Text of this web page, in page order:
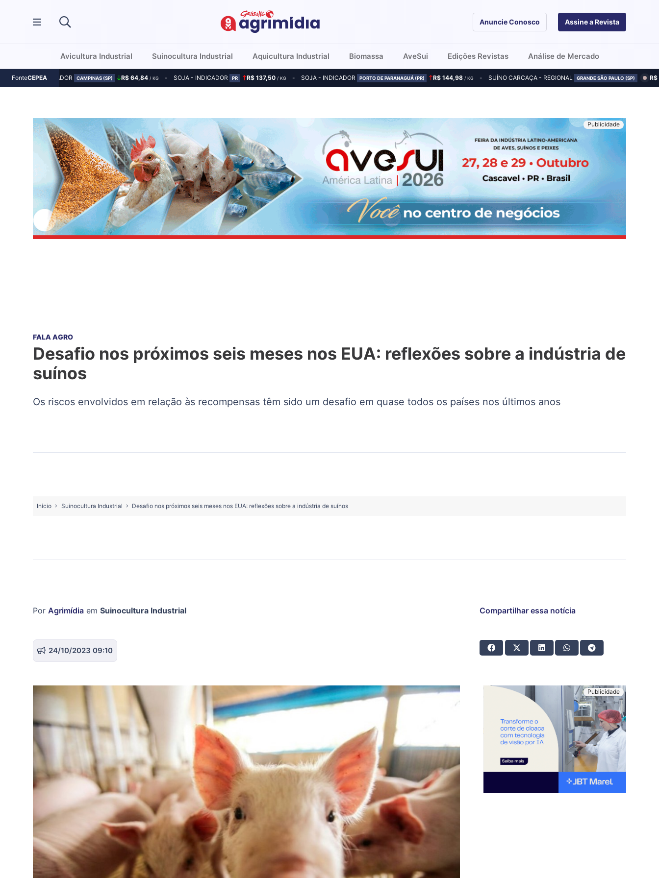
Anuncie Conosco Assine a Revista
Avicultura Industrial Suinocultura Industrial Aquicultura Industrial Biomassa AveSui Edições Revistas Análise de Mercado
FonteCEPEA
MILHO - INDICADOR CAMPINAS (SP) R$ 64,84 / KG SOJA - INDICADOR PR R$ 137,50/ KG SOJA - INDICADOR PORTO DE PARANAGUÁ (PR) R$ 144,98 / KG SUÍNO CARCAÇA - REGIONAL GRANDE SÃO PAULO (SP)
FALA AGRO
Desafio nos próximos seis meses nos EUA: reflexões sobre a indústria de
suínos
Os riscos envolvidos em relação às recompensas têm sido um desafio em quase todos os países nos últimos anos
Início Suinocultura Industrial Desafio nos próximos seis meses nos EUA: reflexões sobre a indústria de suínos
Por Agrimídia em Suinocultura Industrial
24/10/2023 09:10
Compartilhar essa notícia